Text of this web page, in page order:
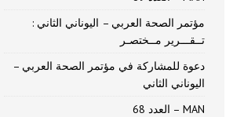
مؤتمر الصحة العربي – اليوناني الثاني :
تــقـــرير مــختصـر
دعوة للمشاركة في مؤتمر الصحة العربي –
اليوناني الثاني
MAN – العدد 68